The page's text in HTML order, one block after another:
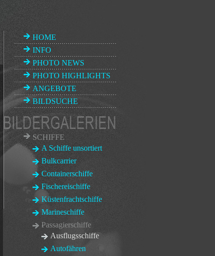
HOME
INFO
PHOTO NEWS
PHOTO HIGHLIGHTS
ANGEBOTE
BILDSUCHE
SCHIFFE
A Schiffe unsortiert
Bulkcarrier
Containerschiffe
Fischereischiffe
Küstenfrachtschiffe
Marineschiffe
Passagierschiffe
Ausflugsschiffe
Autofähren